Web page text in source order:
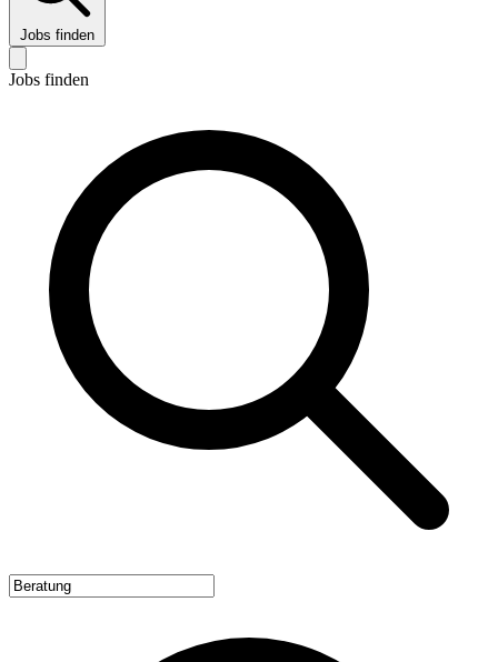
Jobs finden
Jobs finden